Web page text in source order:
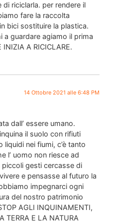
riciclarla. per rendere il
fare la raccolta
bici sostituire la plastica.
a guardare agiamo il prima
INIZIA A RICICLARE.
14 Ottobre 2021 alle 6:48 PM
dall’ essere umano.
il suolo con rifiuti
nei fiumi, c’è tanto
l’ uomo non riesce ad
gesti cercasse di
e pensasse al futuro la
impegnarci ogni
del nostro patrimonio
AGLI INQUINAMENTI,
TERRA E LA NATURA